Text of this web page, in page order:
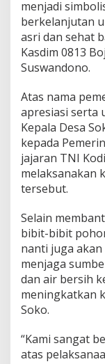
menjadi
berkelanjutan
asri dan sehat
Kasdim 0813
Suswandono.
Atas nama
apresiasi serta
Kepala Desa
kepada
jajaran TNI
melaksanakan
tersebut.
Selain
bibit-bibit
nanti juga
menjaga
dan air bersih
meningkatkan
Soko.
“Kami sangat
atas